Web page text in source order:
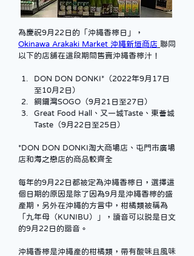
為慶祝9月22日的「沖繩香檸日」，
Okinawa Arakaki Market 沖繩新垣商店 聯同
以下的店舖在這段期間售賣沖繩香檸汁！
DON DON DONKI*（2022年9月17日
至10月2日）
銅鑼灣SOGO（9月21日至27日）
Great Food Hall、又一城Taste、東薈城
Taste（9月22日至25日）
*DON DON DONKI淘大商場店、屯門市廣場
店和海之戀店的商品較齊全
每年的9月22日都被定為沖繩香檸日，選擇這
個日期的原因是除了因為9月是沖繩香檸的盛
產期，另外在沖繩的方言中，柑橘類被稱為
「九年母（KUNIBU）」，讀音可以説是日文
的9月22日的諧音。
沖繩香檸是沖繩產的柑橘類，帶有酸味且風味